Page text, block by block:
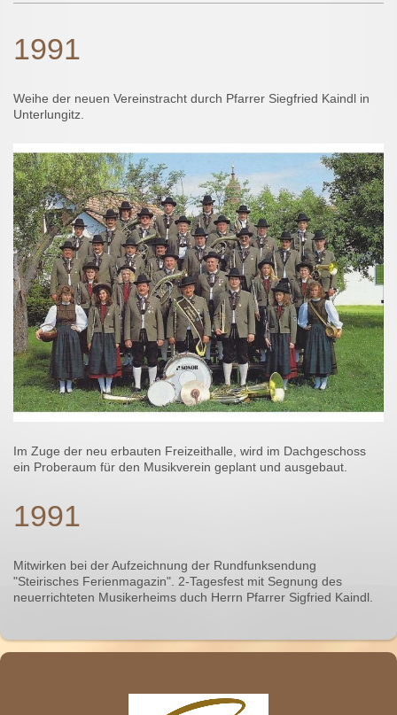
1991
Weihe der neuen Vereinstracht durch Pfarrer Siegfried Kaindl in
Unterlungitz.
Im Zuge der neu erbauten Freizeithalle, wird im Dachgeschoss
ein Proberaum für den Musikverein geplant und ausgebaut.
1991
Mitwirken bei der Aufzeichnung der Rundfunksendung
"Steirisches Ferienmagazin". 2-Tagesfest mit Segnung des
neuerrichteten Musikerheims duch Herrn Pfarrer Sigfried Kaindl.